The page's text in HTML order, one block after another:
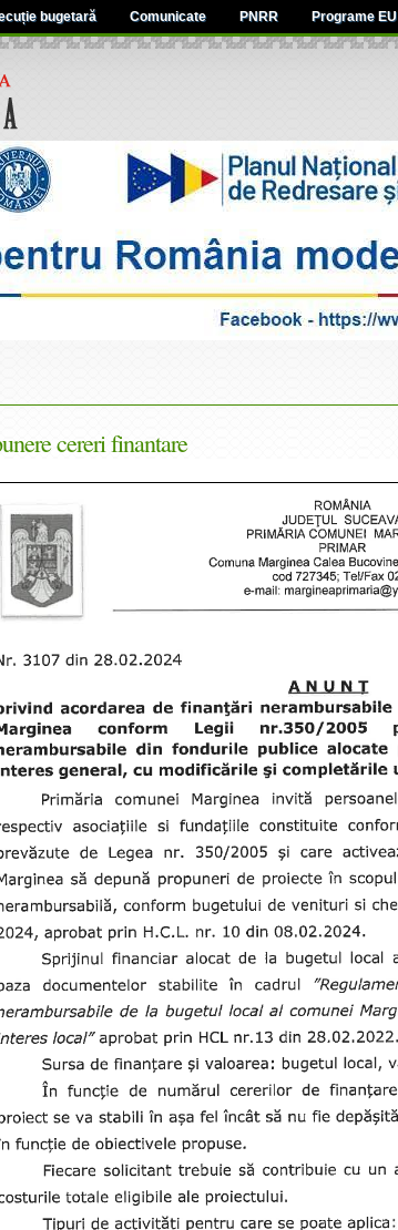
bugetară Comunicate PNRR Programe EU
cereri finantare